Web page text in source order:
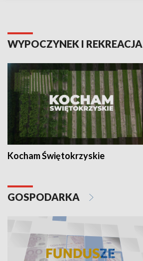
WYPOCZYNEK I REKREACJA
Kocham Świętokrzyskie
GOSPODARKA